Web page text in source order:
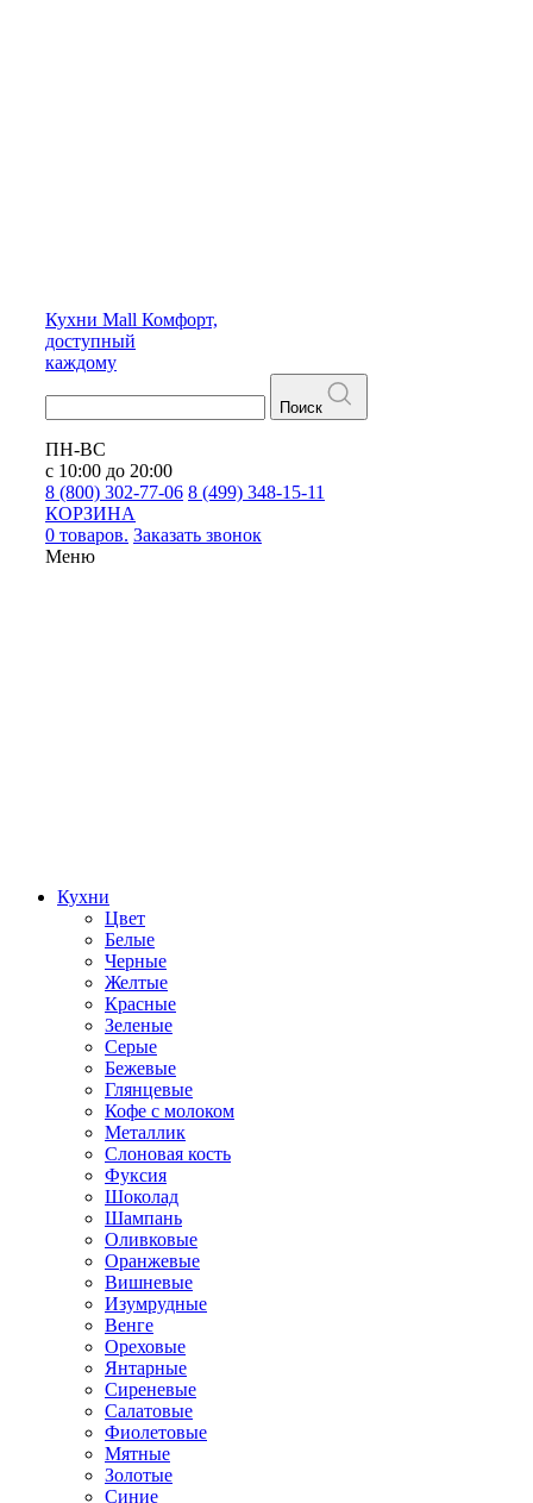
Кухни Mall Комфорт,
доступный
каждому
Поиск
ПН-ВС
с 10:00 до 20:00
8 (800) 302-77-06 8 (499) 348-15-11
КОРЗИНА
0 товаров. Заказать звонок
Меню
Кухни
Цвет
Белые
Черные
Желтые
Красные
Зеленые
Серые
Бежевые
Глянцевые
Кофе с молоком
Металлик
Слоновая кость
Фуксия
Шоколад
Шампань
Оливковые
Оранжевые
Вишневые
Изумрудные
Венге
Ореховые
Янтарные
Сиреневые
Салатовые
Фиолетовые
Мятные
Золотые
Синие